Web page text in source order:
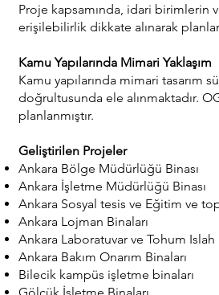
Proje kapsamında, idari birimlerin
erişilebilirlik dikkate alınarak
Kamu Yapılarında Mimari Yaklaşım
Kamu yapılarında mimari
doğrultusunda ele alınmaktadır.
planlanmıştır.
Geliştirilen Projeler
Ankara Bölge Müdürlüğü Binası
Ankara İşletme Müdürlüğü Binası
Ankara Sosyal tesis ve Eğitim ve
Ankara Lojman Binaları
Ankara Laboratuvar ve Tohum Islah
Ankara Bakım Onarım Binaları
Bilecik kampüs işletme binaları